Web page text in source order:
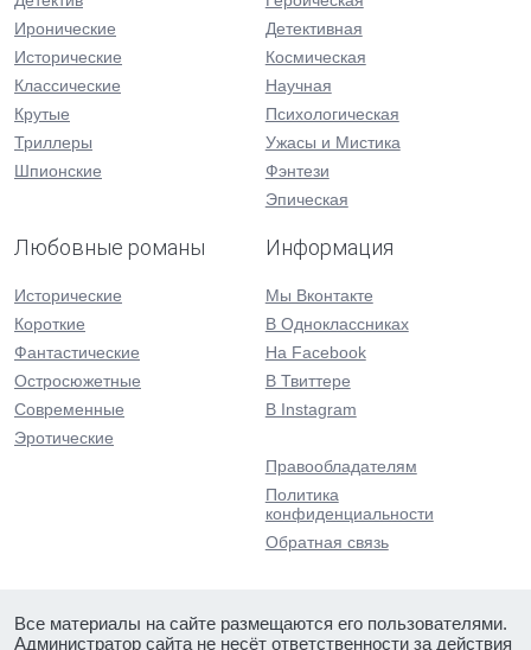
Иронические
Исторические
Классические
Крутые
Триллеры
Шпионские
Детективная
Космическая
Научная
Психологическая
Ужасы и Мистика
Фэнтези
Эпическая
Любовные романы
Исторические
Короткие
Фантастические
Остросюжетные
Современные
Эротические
Информация
Мы Вконтакте
В Одноклассниках
На Facebook
В Твиттере
В Instagram
Правообладателям
Политика
конфиденциальности
Обратная связь
Все материалы на сайте размещаются его пользователями.
Администратор сайта не несёт ответственности за действия